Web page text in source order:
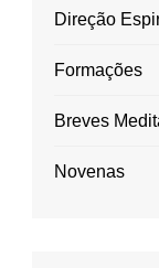
Direção
Formações
Breves
Novenas